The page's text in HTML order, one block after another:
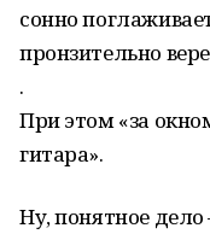
сонно
пронзительно
.
При этом «за
гитара».
Ну, понятное